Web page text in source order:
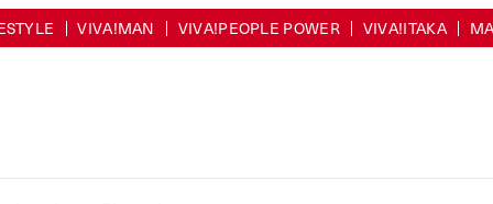
VIVA!MAN VIVA!PEOPLE POWER VIVA!ITAKA